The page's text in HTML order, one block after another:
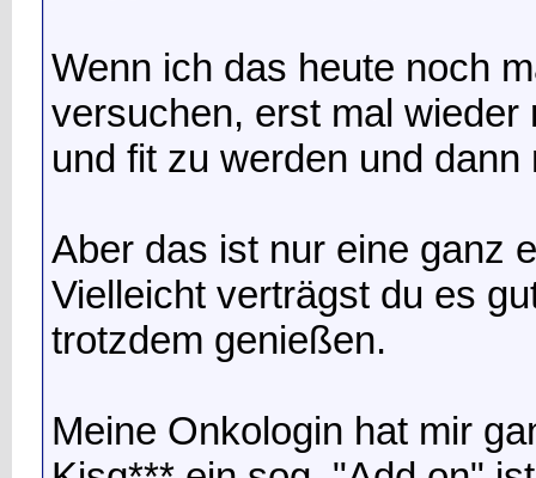
Wenn ich das heute noch
versuchen, erst mal
und fit zu werden und
Aber das ist nur eine ganz
Vielleicht verträgst du es
trotzdem genießen.
Meine Onkologin hat mir